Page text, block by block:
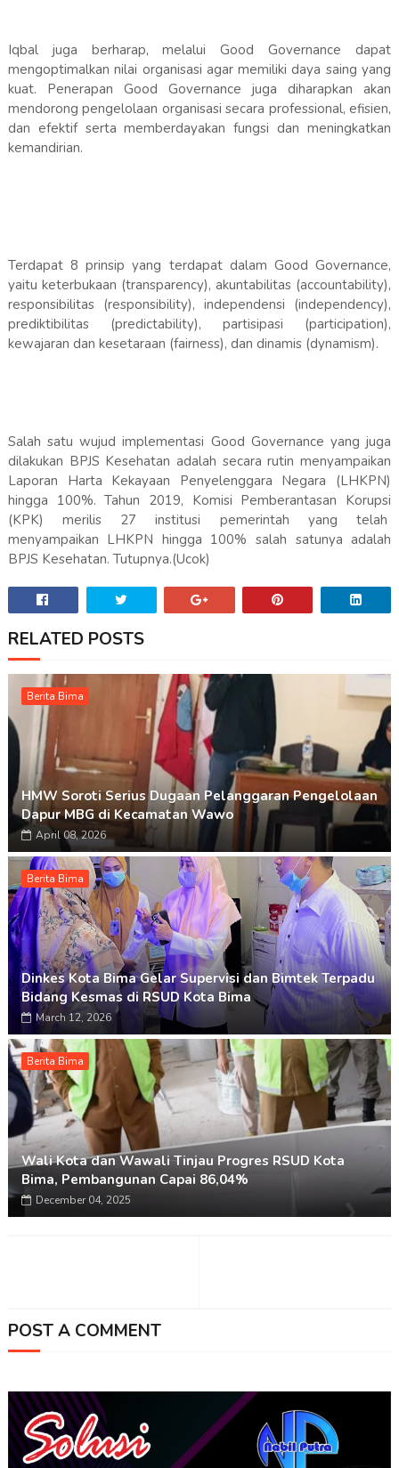
Iqbal juga berharap, melalui Good Governance dapat
mengoptimalkan nilai organisasi agar memiliki daya saing yang
kuat. Penerapan Good Governance juga diharapkan akan
mendorong pengelolaan organisasi secara professional, efisien,
dan efektif serta memberdayakan fungsi dan meningkatkan
kemandirian.
Terdapat 8 prinsip yang terdapat dalam Good Governance,
yaitu keterbukaan (transparency), akuntabilitas (accountability),
responsibilitas (responsibility), independensi (independency),
prediktibilitas (predictability), partisipasi (participation),
kewajaran dan kesetaraan (fairness), dan dinamis (dynamism).
Salah satu wujud implementasi Good Governance yang juga
dilakukan BPJS Kesehatan adalah secara rutin menyampaikan
Laporan Harta Kekayaan Penyelenggara Negara (LHKPN)
hingga 100%. Tahun 2019, Komisi Pemberantasan Korupsi
(KPK) merilis 27 institusi pemerintah yang telah
menyampaikan LHKPN hingga 100% salah satunya adalah
BPJS Kesehatan. Tutupnya.(Ucok)
RELATED POSTS
Berita Bima
HMW Soroti Serius Dugaan Pelanggaran Pengelolaan
Dapur MBG di Kecamatan Wawo
April 08, 2026
Berita Bima
Dinkes Kota Bima Gelar Supervisi dan Bimtek Terpadu
Bidang Kesmas di RSUD Kota Bima
March 12, 2026
Berita Bima
Wali Kota dan Wawali Tinjau Progres RSUD Kota
Bima, Pembangunan Capai 86,04%
December 04, 2025
POST A COMMENT